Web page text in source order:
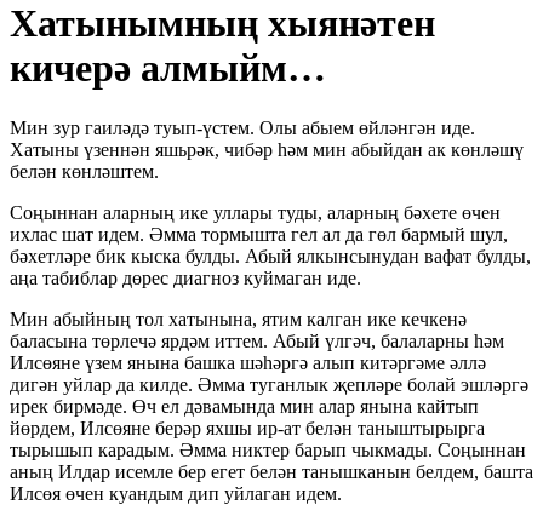
Хатынымның хыянәтен
кичерә алмыйм…
Мин зур гаиләдә туып-үстем. Олы абыем өйләнгән иде.
Хатыны үзеннән яшьрәк, чибәр һәм мин абыйдан ак көнләшү
белән көнләштем.
Соңыннан аларның ике уллары туды, аларның бәхете өчен
ихлас шат идем. Әмма тормышта гел ал да гөл бармый шул,
бәхетләре бик кыска булды. Абый ялкынсынудан вафат булды,
аңа табиблар дөрес диагноз куймаган иде.
Мин абыйның тол хатынына, ятим калган ике кечкенә
баласына төрлечә ярдәм иттем. Абый үлгәч, балаларны һәм
Илсөяне үзем янына башка шәһәргә алып китәргәме әллә
дигән уйлар да килде. Әмма туганлык җепләре болай эшләргә
ирек бирмәде. Өч ел дәвамында мин алар янына кайтып
йөрдем, Илсөяне берәр яхшы ир-ат белән таныштырырга
тырышып карадым. Әмма никтер барып чыкмады. Соңыннан
аның Илдар исемле бер егет белән танышканын белдем, башта
Илсөя өчен куандым дип уйлаган идем.